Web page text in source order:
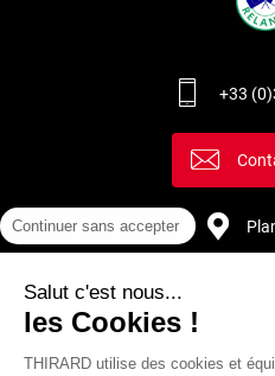
+33
Continuer sans accepter
Salut c'est nous...
les Cookies !
THIRARD utilise des cookies et